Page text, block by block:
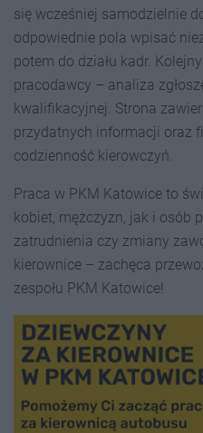
się wcześniej samodzielnie
odpowiednie pola wpisać
potem do działu kadr.
pracodawcy – analiza
kwalifikacyjnej. Strona
przydatnych informacji oraz
codzienność kierowczyń.
Praca w PKM Katowice to
kobiet, mężczyzn, jak i osób
zatrudnienia czy zmiany
kierownice – zachęca
zespołu PKM Katowice!